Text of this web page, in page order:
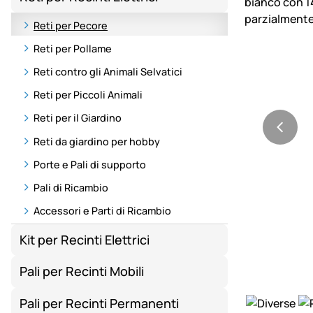
Reti per Pecore
Reti per Pollame
Reti contro gli Animali Selvatici
Reti per Piccoli Animali
Reti per il Giardino
Reti da giardino per hobby
Porte e Pali di supporto
Pali di Ricambio
Accessori e Parti di Ricambio
Kit per Recinti Elettrici
Pali per Recinti Mobili
Pali per Recinti Permanenti